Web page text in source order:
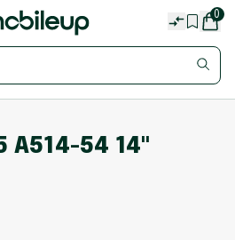
0
A514-54 14"